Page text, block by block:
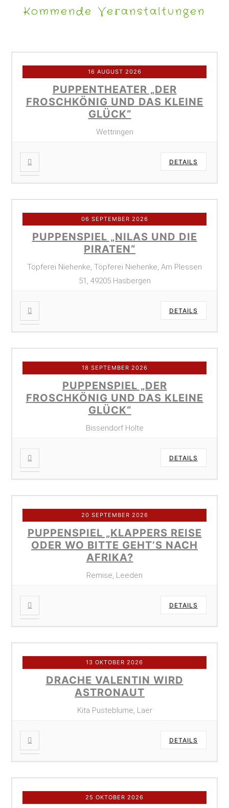
Kommende Veranstaltungen
16 AUGUST 2026
PUPPENTHEATER „DER
FROSCHKÖNIG UND DAS KLEINE
GLÜCK“
Wettringen
DETAILS
06 SEPTEMBER 2026
PUPPENSPIEL „NILAS UND DIE
PIRATEN“
Töpferei Niehenke, Töpferei Niehenke, Am Plessen
51, 49205 Hasbergen
DETAILS
18 SEPTEMBER 2026
PUPPENSPIEL „DER
FROSCHKÖNIG UND DAS KLEINE
GLÜCK“
Bissendorf Holte
DETAILS
20 SEPTEMBER 2026
PUPPENSPIEL „KLAPPERS REISE
ODER WO BITTE GEHT’S NACH
AFRIKA?
Remise, Leeden
DETAILS
13 OKTOBER 2026
DRACHE VALENTIN WIRD
ASTRONAUT
Kita Pusteblume, Laer
DETAILS
25 OKTOBER 2026